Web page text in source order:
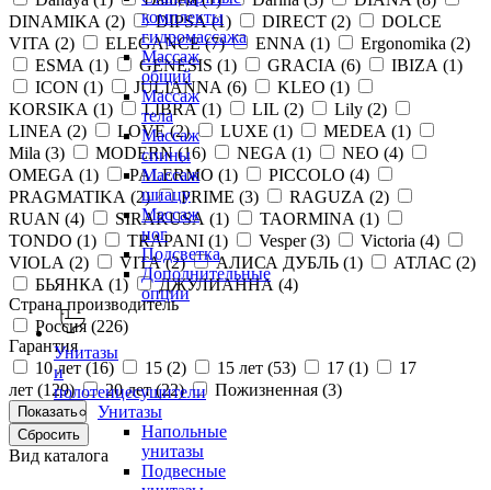
комплекты
гидромассажа
Массаж
общий
Массаж
тела
Массаж
спины
Массаж
шиацу
Массаж
ног
Подсветка
Дополнительные
опции
Унитазы
и
полотенцесушители
Унитазы
Напольные
унитазы
Подвесные
DINAMIKA (2) DIPSA (1) DIRECT (2)
DOLCE
VITA (2) ELEGANCE (7) ENNA (1) Ergonomika (2)
ESMA (1) GENESIS (1) GRACIA (6) IBIZA (1)
ICON (1) JULIANNA (6) KLEO (1)
KORSIKA (1) LIBRA (1) LIL (2) Lily (2)
LINEA (2) LOVE (2) LUXE (1) MEDEA (1)
Mila (3) MODERN (16) NEGA (1) NEO (4)
OMEGA (1) PALERMO (1) PICCOLO (4)
PRAGMATIKA (2) PRIME (3) RAGUZA (2)
RUAN (4) SIRAKUSA (1) TAORMINA (1)
TONDO (1) TRAPANI (1) Vesper (3) Victoria (4)
VIOLA (2) VITA (2) АЛИСА ДУБЛЬ (1) АТЛАС (2)
БЬЯНКА (1) ДЖУЛИАННА (4)
Страна производитель
Россия (226)
Гарантия
10 лет (16) 15 (2) 15 лет (53) 17 (1)
17
лет (129) 20 лет (22) Пожизненная (3)
Вид каталога